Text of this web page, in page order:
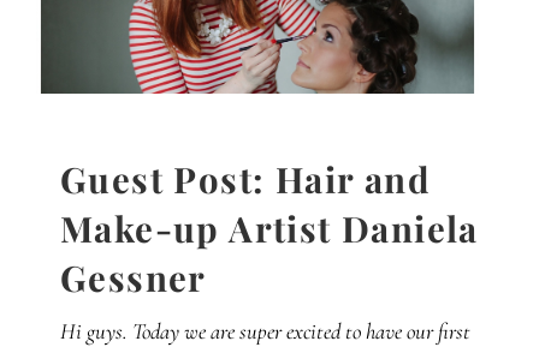
Guest Post: Hair and
Make-up Artist Daniela
Gessner
Hi guys. Today we are super excited to have our first